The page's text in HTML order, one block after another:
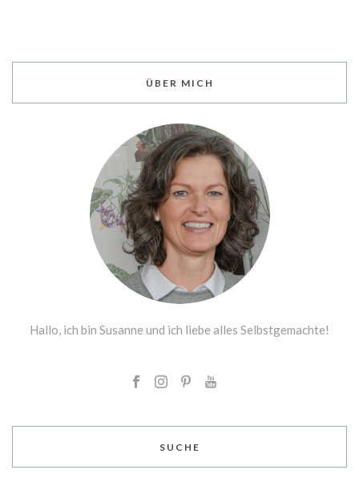
ÜBER MICH
Hallo, ich bin Susanne und ich liebe alles Selbstgemachte!
SUCHE